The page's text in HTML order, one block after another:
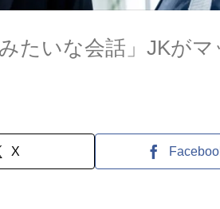
みたいな会話」JKが
X